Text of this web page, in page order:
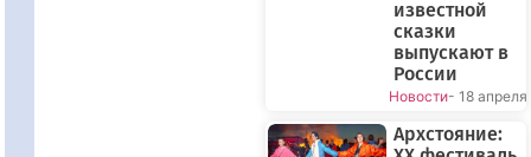
известной
сказки
выпускают в
России
Новости- 18 апреля
Архстояние: